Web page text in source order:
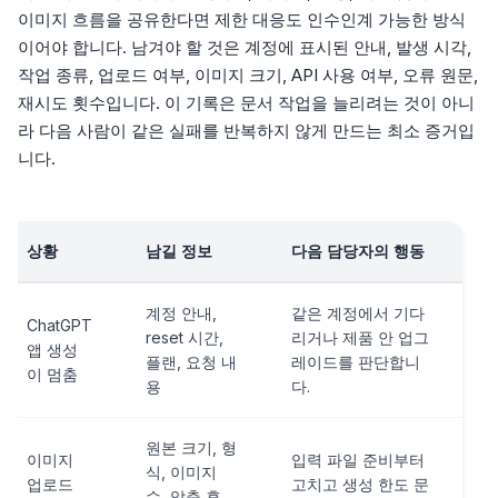
이미지 흐름을 공유한다면 제한 대응도 인수인계 가능한 방식
이어야 합니다. 남겨야 할 것은 계정에 표시된 안내, 발생 시각,
작업 종류, 업로드 여부, 이미지 크기, API 사용 여부, 오류 원문,
재시도 횟수입니다. 이 기록은 문서 작업을 늘리려는 것이 아니
라 다음 사람이 같은 실패를 반복하지 않게 만드는 최소 증거입
니다.
상황 남길 정보 다음 담당자의 행동
ChatGPT
앱 생성
이 멈춤
계정 안내,
reset 시간,
플랜, 요청 내
용
같은 계정에서 기다
리거나 제품 안 업그
레이드를 판단합니
다.
이미지
업로드
원본 크기, 형
식, 이미지
입력 파일 준비부터
고치고 생성 한도 문